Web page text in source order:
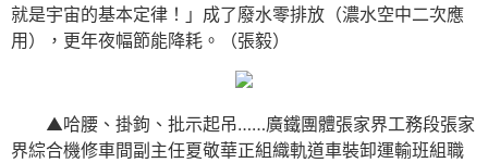
就是宇宙的基本定律！」成了廢水零排放（濃水空中二次應
用），更年夜幅節能降耗。（張毅）
▲哈腰、掛鉤、批示起吊……廣鐵團體張家界工務段張家
界綜合機修車間副主任夏敬華正組織軌道車裝卸運輸班組職